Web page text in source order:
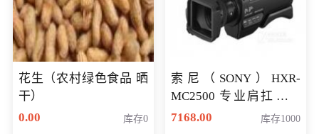
花生（农村绿色食品 晒
干）
0.00
库存0
索尼（SONY）HXR-
MC2500 专业肩扛式存
储卡全高清摄录一体机
7168.00 库存1000